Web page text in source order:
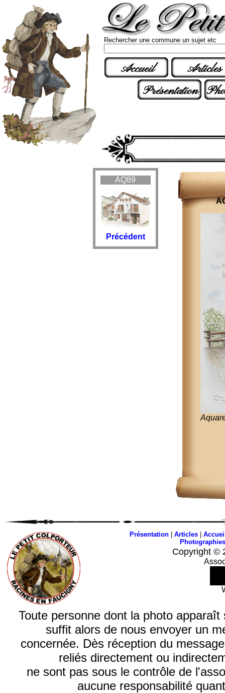
Rechercher une commune un sujet etc
Accueil
Articles
Présentation
AQ89
Précédent
Présentation| Articles|
Photographies
Copyright ©
Toute personne dont la photo
suffit alors de nous envoyer un
concernée. Dès réception du
reliés directement ou
ne sont pas sous le contrôle de
aucune responsabilité